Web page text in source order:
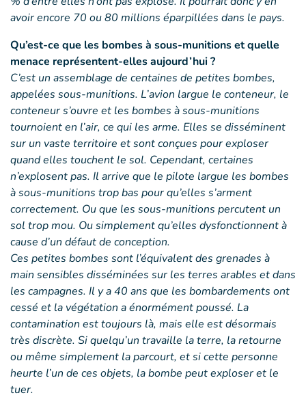
avoir encore 70 ou 80 millions éparpillées dans le pays.
Qu’est-ce que les bombes à sous-munitions et quelle
menace représentent-elles aujourd’hui ?
C’est un assemblage de centaines de petites bombes,
appelées sous-munitions. L’avion largue le conteneur, le
conteneur s’ouvre et les bombes à sous-munitions
tournoient en l’air, ce qui les arme. Elles se disséminent
sur un vaste territoire et sont conçues pour exploser
quand elles touchent le sol. Cependant, certaines
n’explosent pas. Il arrive que le pilote largue les bombes
à sous-munitions trop bas pour qu’elles s’arment
correctement. Ou que les sous-munitions percutent un
sol trop mou. Ou simplement qu’elles dysfonctionnent à
cause d’un défaut de conception.
Ces petites bombes sont l’équivalent des grenades à
main sensibles disséminées sur les terres arables et dans
les campagnes. Il y a 40 ans que les bombardements ont
cessé et la végétation a énormément poussé. La
contamination est toujours là, mais elle est désormais
très discrète. Si quelqu’un travaille la terre, la retourne
ou même simplement la parcourt, et si cette personne
heurte l’un de ces objets, la bombe peut exploser et le
tuer.